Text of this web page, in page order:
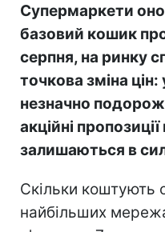
Супермаркети
базовий кошик
серпня, на ринку
точкова зміна
незначно
акційні
залишаються в
Скільки коштують
найбільших